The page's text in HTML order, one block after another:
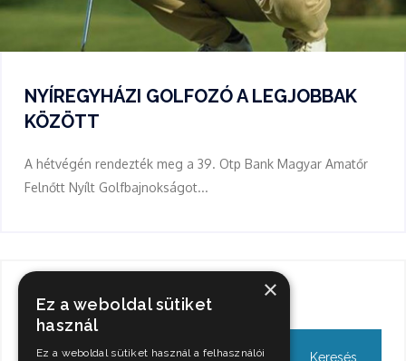
NYÍREGYHÁZI GOLFOZÓ A LEGJOBBAK
KÖZÖTT
A hétvégén rendezték meg a 39. Otp Bank Magyar Amatőr
Felnőtt Nyílt Golfbajnokságot...
Keresés ×
Ez a weboldal sütiket
használ
Ez a weboldal sütiket használ a felhasználói